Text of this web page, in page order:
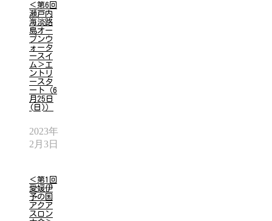
＜第6回
瀬戸内
海淡路
島オー
プンウ
ォータ
ースイ
ム＞エ
ントリ
ースタ
ート（6
月25日
(日)）
2023年
2月3日
＜第1回
愛媛伊
予の国
アクア
スロン